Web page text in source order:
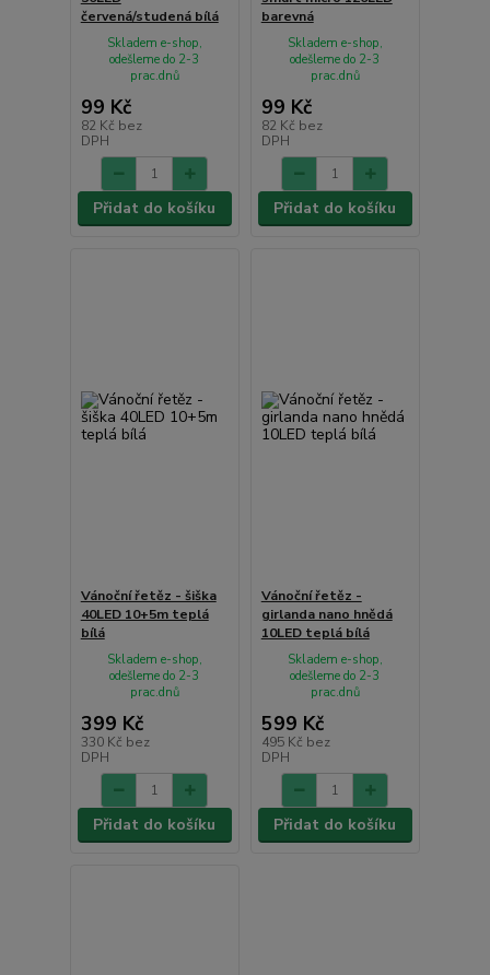
červená/studená bílá
99 Kč
82 Kč bez
DPH
Skladem e-shop,
odešleme do 2-3
prac.dnů
Přidat do košíku
barevná
99 Kč
82 Kč bez
DPH
Skladem e-shop,
odešleme do 2-3
prac.dnů
Přidat do košíku
Vánoční řetěz - šiška
40LED 10+5m teplá
bílá
399 Kč
330 Kč bez
DPH
Skladem e-shop,
odešleme do 2-3
prac.dnů
Přidat do košíku
Vánoční řetěz -
girlanda nano hnědá
10LED teplá bílá
599 Kč
495 Kč bez
DPH
Skladem e-shop,
odešleme do 2-3
prac.dnů
Přidat do košíku